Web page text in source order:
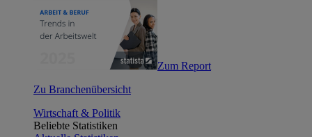
Zum Report
Zu Branchenübersicht
Wirtschaft & Politik
Beliebte Statistiken